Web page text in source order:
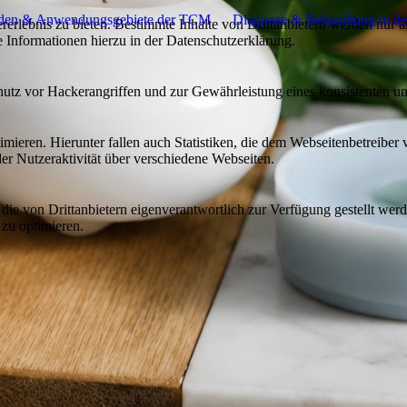
& Anwendungsgebiete der TCM Diagnose & Behandlung in
zu bieten. Bestimmte Inhalte von Drittanbietern werden nur
hierzu in der Datenschutzerklärung.
vor Hackerangriffen und zur Gewährleistung eines konsistenten
Hierunter fallen auch Statistiken, die dem
Nutzeraktivität über verschiedene Webseiten.
von Drittanbietern eigenverantwortlich zur Verfügung gestellt
optimieren.